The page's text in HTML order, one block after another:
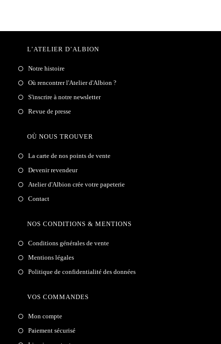
L’ATELIER D’ALBION
Notre histoire
Où rencontrer l'Atelier d'Albion ?
S'inscrire à notre newsletter
Revue de presse
OÙ NOUS TROUVER
La carte de nos points de vente
Devenir revendeur
Atelier d'Albion crée votre papeterie
Contact
NOS CONDITIONS & MENTIONS
Conditions générales de vente
Mentions légales
Politique de confidentialité des données
VOS COMMANDES
Mon compte
Paiement sécurisé